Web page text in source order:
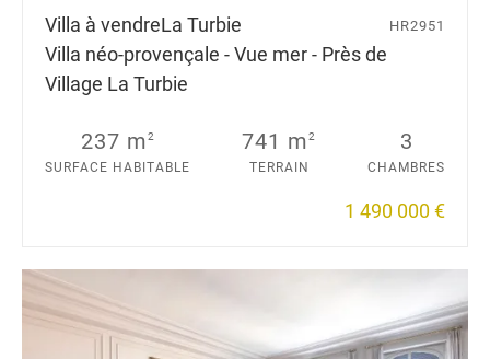
Villa à vendreLa Turbie
Villa néo-provençale - Vue mer - Près de
Village La Turbie
HR2951
237 m2
SURFACE HABITABLE
741 m2
TERRAIN
3
CHAMBRES
1 490 000 €